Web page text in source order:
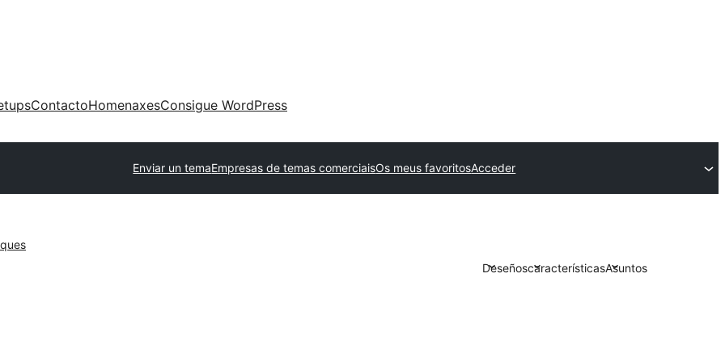
ContactoHomenaxesConsigue WordPress
Enviar un temaEmpresas de temas comerciaisOs meus favoritosAcceder
DeseñoscaracterísticasAsuntos